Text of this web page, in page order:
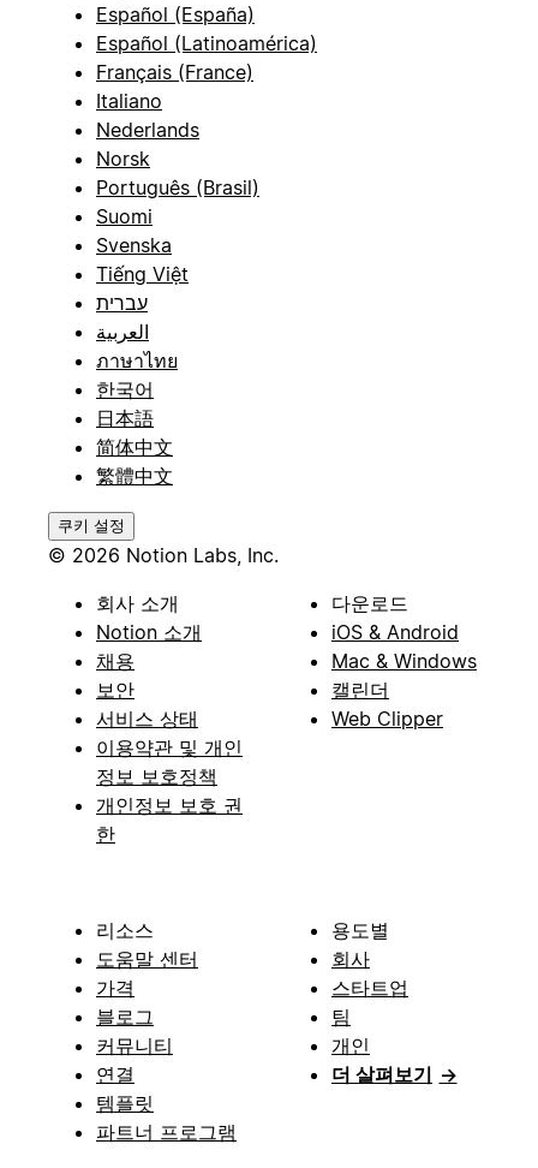
Español (España)
Español (Latinoamérica)
Français (France)
Italiano
Nederlands
Norsk
Português (Brasil)
Suomi
Svenska
Tiếng Việt
עברית
العربية
ภาษาไทย
한국어
日本語
简体中文
繁體中文
쿠키 설정
© 2026 Notion Labs, Inc.
회사 소개
Notion 소개
채용
보안
서비스 상태
이용약관 및 개인
정보 보호정책
개인정보 보호 권
한
다운로드
iOS & Android
Mac & Windows
캘린더
Web Clipper
리소스
도움말 센터
가격
블로그
커뮤니티
연결
템플릿
파트너 프로그램
용도별
회사
스타트업
팀
개인
더 살펴보기 →